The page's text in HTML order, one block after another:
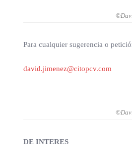
Para cualquier sugerencia o
david.jimenez@citopcv.com
DE INTERES